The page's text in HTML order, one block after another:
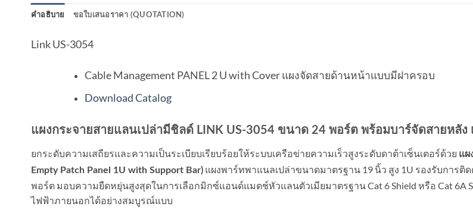
คำอธิบาย ขอใบเสนอราคา (QUOTATION)
Link US-3054
Cable Management PANEL 2 U with Cover แผงจัดสายด้านหน้าแบบมีฝาครอบ
Download Catalog
แผงกระจายสายแลนเปล่ามีชิลด์ LINK US-3054 ขนาด 24 พอร์ต พร้อมบาร์จัดสายหลัง
ยกระดับความเสถียรและความเป็นระเบียบเรียบร้อยให้ระบบเครือข่ายความเร็วสูงระดับดาต้าเซ็นเตอร์ด้วย แผ
Empty Patch Panel 1U with Support Bar) แผงพาร์ทพาแนลเปล่าขนาดมาตรฐาน 19 นิ้ว สูง 1U รองรับการติ
พอร์ต มอบความยืดหยุ่นสูงสุดในการเลือกมิกซ์แอนด์แมตช์หัวแลนตัวเมียมาตรฐาน Cat 6 Shield หรือ Cat
ไฟฟ้าภายนอกได้อย่างสมบูรณ์แบบ